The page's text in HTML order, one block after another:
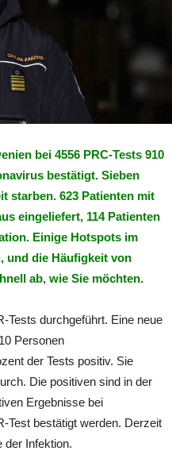
bei 4556 PRC-Tests 910
bestätigt. Sieben
starben. 623 Patienten mit
eingeliefert, 114 Patienten
Einige Hotspots im
und die Häufigkeit von
ab, wie Sie möchten.
Tests durchgeführt. Eine neue
Personen
der Tests positiv. Sie
Die positiven sind in der
Ergebnisse bei
Test bestätigt werden. Derzeit
der Infektion.